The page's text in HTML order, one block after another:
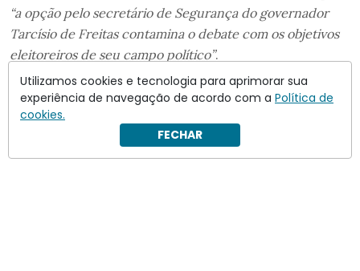
“a opção pelo secretário de Segurança do governador
Tarcísio de Freitas contamina o debate com os objetivos
eleitoreiros de seu campo político”.
Utilizamos cookies e tecnologia para aprimorar sua
experiência de navegação de acordo com a Política de
cookies.
FECHAR